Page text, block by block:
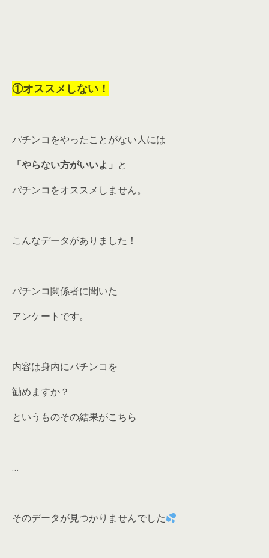
①オススメしない！
パチンコをやったことがない人には
「やらない方がいいよ」 と
パチンコをオススメしません。
こんなデータがありました！
パチンコ関係者に聞いた
アンケートです。
内容は身内にパチンコを
勧めますか？
というものその結果がこちら
…
そのデータが見つかりませんでした